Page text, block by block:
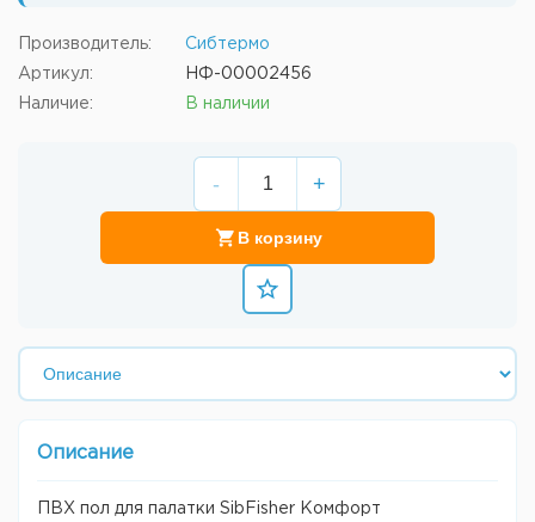
Производитель: Сибтермо
Артикул: НФ-00002456
Наличие: В наличии
- +
В корзину
Описание
ПВХ пол для палатки SibFisher Комфорт